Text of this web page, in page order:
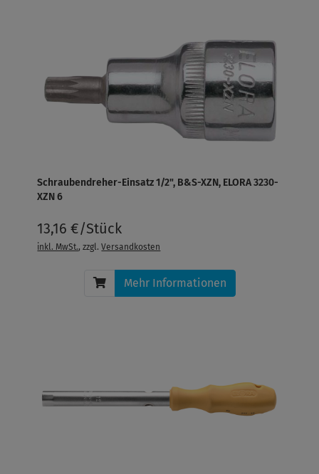
Schraubendreher-Einsatz 1/2", B&S-XZN, ELORA 3230-
XZN 6
13,16 €/Stück
inkl. MwSt., zzgl.Versandkosten
Mehr Informationen